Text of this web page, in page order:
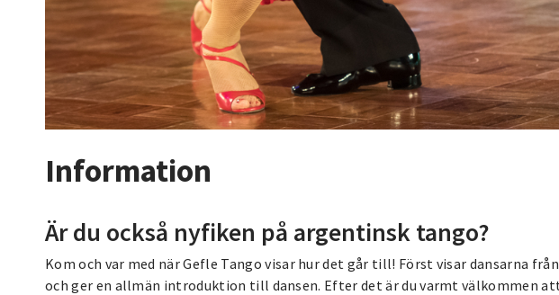
Information
Är du också nyfiken på argentinsk tango?
Kom och var med när Gefle Tango visar hur det går till! Först visar dansarna
och ger en allmän introduktion till dansen. Efter det är du varmt välkommen